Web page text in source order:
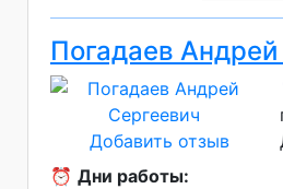
Погадаев
Добавить отзыв
⏰ Дни работы: